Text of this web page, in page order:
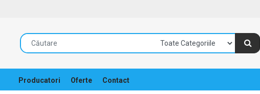
Producatori Oferte Contact